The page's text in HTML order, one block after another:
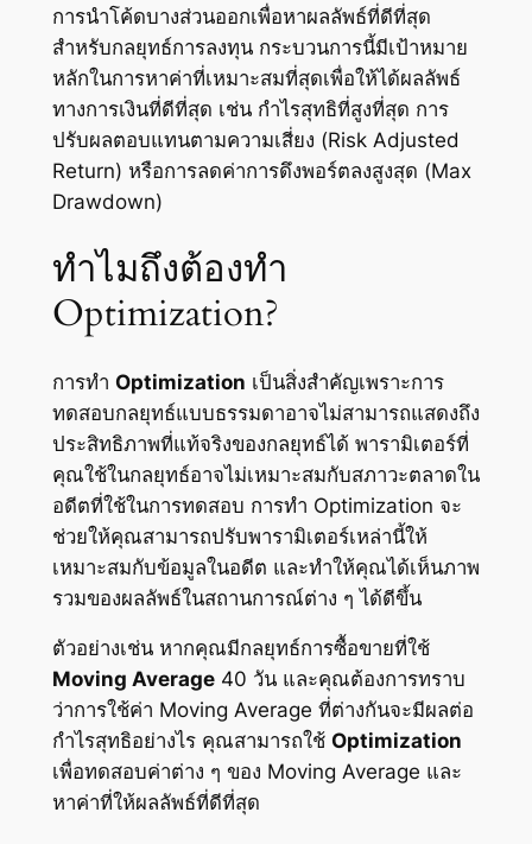
การนำโค้ดบางส่วนออกเพื่อหาผลลัพธ์ที่ดีที่สุด
สำหรับกลยุทธ์การลงทุน กระบวนการนี้มีเป้าหมาย
หลักในการหาค่าที่เหมาะสมที่สุดเพื่อให้ได้ผลลัพธ์
ทางการเงินที่ดีที่สุด เช่น กำไรสุทธิที่สูงที่สุด การ
ปรับผลตอบแทนตามความเสี่ยง (Risk Adjusted
Return) หรือการลดค่าการดึงพอร์ตลงสูงสุด (Max
Drawdown)
ทำไมถึงต้องทำ
Optimization?
การทำ Optimization เป็นสิ่งสำคัญเพราะการ
ทดสอบกลยุทธ์แบบธรรมดาอาจไม่สามารถแสดงถึง
ประสิทธิภาพที่แท้จริงของกลยุทธ์ได้ พารามิเตอร์ที่
คุณใช้ในกลยุทธ์อาจไม่เหมาะสมกับสภาวะตลาดใน
อดีตที่ใช้ในการทดสอบ การทำ Optimization จะ
ช่วยให้คุณสามารถปรับพารามิเตอร์เหล่านี้ให้
เหมาะสมกับข้อมูลในอดีต และทำให้คุณได้เห็นภาพ
รวมของผลลัพธ์ในสถานการณ์ต่าง ๆ ได้ดีขึ้น
ตัวอย่างเช่น หากคุณมีกลยุทธ์การซื้อขายที่ใช้
Moving Average40 วัน และคุณต้องการทราบ
ว่าการใช้ค่า Moving Average ที่ต่างกันจะมีผลต่อ
กำไรสุทธิอย่างไร คุณสามารถใช้ Optimization
เพื่อทดสอบค่าต่าง ๆ ของ Moving Average และ
หาค่าที่ให้ผลลัพธ์ที่ดีที่สุด